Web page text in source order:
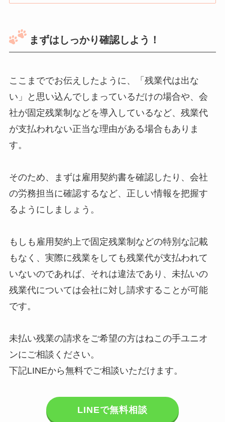
まずはしっかり確認しよう！
ここまででお伝えしたように、「残業代は出な
い」と思い込んでしまっているだけの場合や、会
社が固定残業制などを導入しているなど、残業代
が支払われない正当な理由がある場合もありま
す。
そのため、まずは雇用契約書を確認したり、会社
の労務担当に確認するなど、正しい情報を把握す
るようにしましょう。
もしも雇用契約上で固定残業制などの特別な記載
もなく、実際に残業をしても残業代が支払われて
いないのであれば、それは違法であり、未払いの
残業代については会社に対し請求することが可能
です。
未払い残業の請求をご希望の方はねこの手ユニオ
ンにご相談ください。
下記LINEから無料でご相談いただけます。
LINEで無料相談